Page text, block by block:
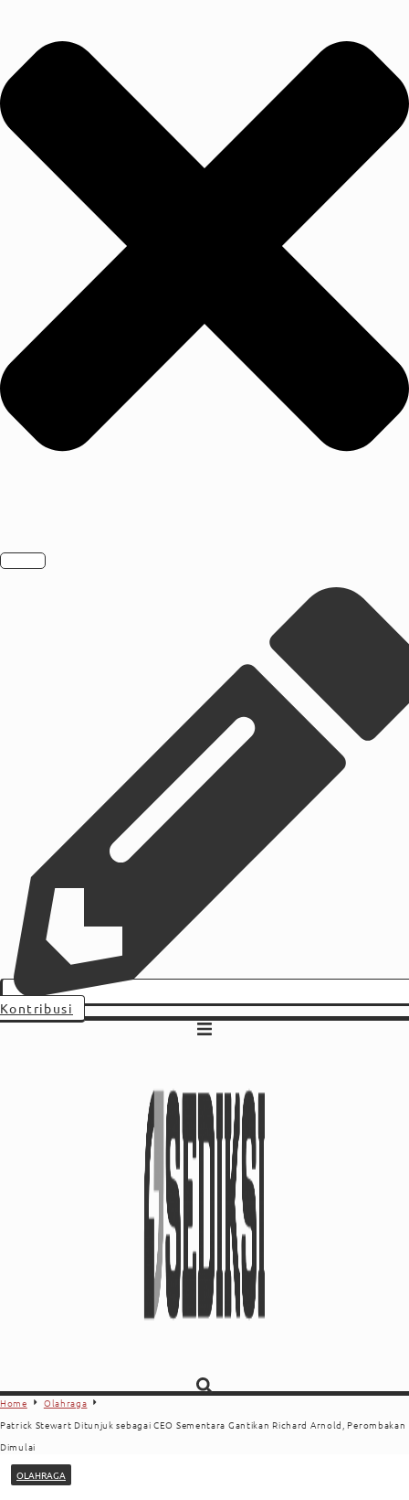
Kontribusi
Home
Olahraga
Patrick Stewart Ditunjuk sebagai CEO Sementara Gantikan Richard Arnold, Perombakan
Dimulai
OLAHRAGA